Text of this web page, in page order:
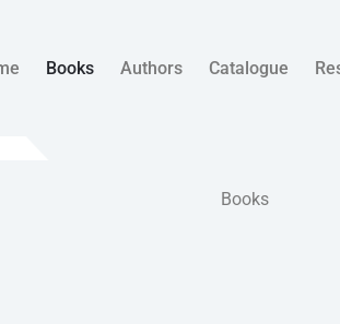
Books Authors Catalogue
Books​